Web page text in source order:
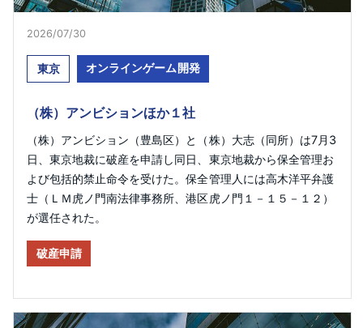
2026/07/30
東京 オンラインゲーム開発
（株）アンビションほか１社
（株）アンビション（豊島区）と（株）大志（同所）は7月3
日、東京地裁に破産を申請し同日、東京地裁から保全管理お
よび包括的禁止命令を受けた。保全管理人には高木洋平弁護
士（ＬＭ虎ノ門南法律事務所、港区虎ノ門１－１５－１２）
が選任された。
破産申請